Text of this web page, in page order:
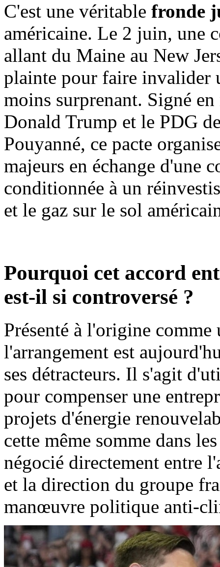
C'est une véritable fronde
américaine. Le 2 juin, une
allant du Maine au New
plainte pour faire invalider
moins surprenant. Signé
Donald Trump et le PDG
Pouyanné, ce pacte
majeurs en échange d'une
conditionnée à un
et le gaz sur le sol
Pourquoi cet accord
est-il si controversé ?
Présenté à l'origine
l'arrangement est
ses détracteurs. Il s'agit
pour compenser une
projets d'énergie
cette même somme dans
négocié directement entre
et la direction du groupe
manœuvre politique anti-